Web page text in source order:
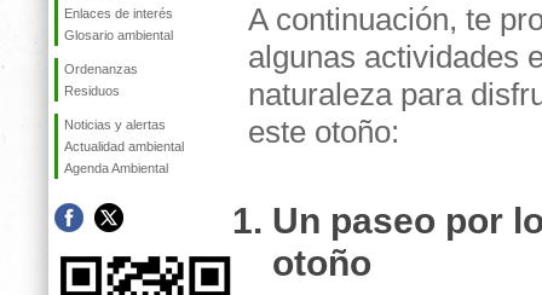
Enlaces de interés
Glosario ambiental
Ordenanzas
Residuos
Noticias y alertas
Actualidad ambiental
Agenda Ambiental
A continuación, te
algunas actividades
naturaleza para
este otoño:
Un paseo por
otoño